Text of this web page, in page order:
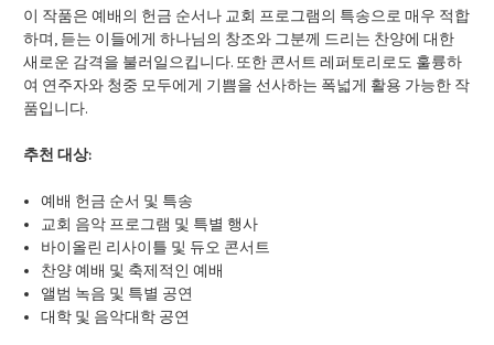
이 작품은 예배의 헌금 순서나 교회 프로그램의 특송으로 매우 적합
하며, 듣는 이들에게 하나님의 창조와 그분께 드리는 찬양에 대한
새로운 감격을 불러일으킵니다. 또한 콘서트 레퍼토리로도 훌륭하
여 연주자와 청중 모두에게 기쁨을 선사하는 폭넓게 활용 가능한 작
품입니다.
추천 대상:
예배 헌금 순서 및 특송
교회 음악 프로그램 및 특별 행사
바이올린 리사이틀 및 듀오 콘서트
찬양 예배 및 축제적인 예배
앨범 녹음 및 특별 공연
대학 및 음악대학 공연